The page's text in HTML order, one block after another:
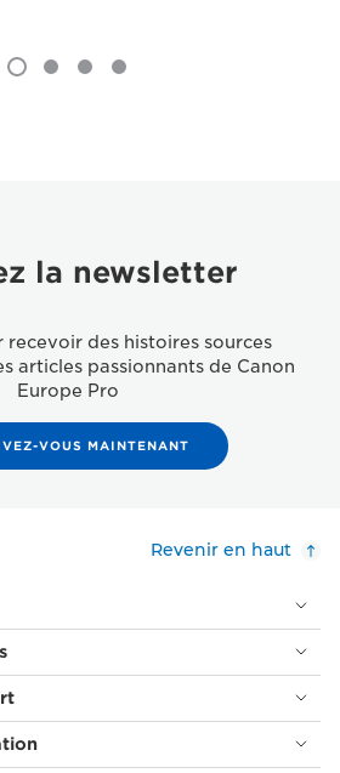
la newsletter
recevoir des histoires sources
articles passionnants de Canon
Europe Pro
VOUS MAINTENANT
Revenir en haut